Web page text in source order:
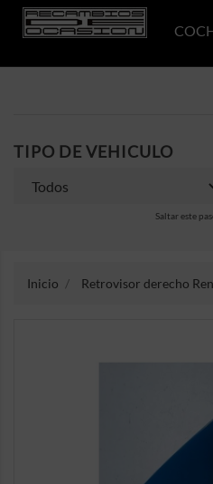
TIPO DE VEHICULO
Saltar este
Inicio Retrovisor derecho